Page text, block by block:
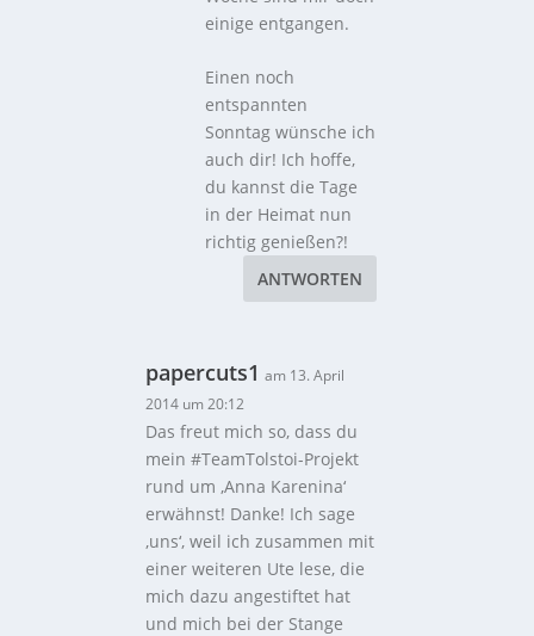
einige entgangen.
Einen noch
entspannten
Sonntag wünsche ich
auch dir! Ich hoffe,
du kannst die Tage
in der Heimat nun
richtig genießen?!
ANTWORTEN
papercuts1 am 13. April
2014 um 20:12
Das freut mich so, dass du
mein #TeamTolstoi-Projekt
rund um ‚Anna Karenina‘
erwähnst! Danke! Ich sage
‚uns‘, weil ich zusammen mit
einer weiteren Ute lese, die
mich dazu angestiftet hat
und mich bei der Stange